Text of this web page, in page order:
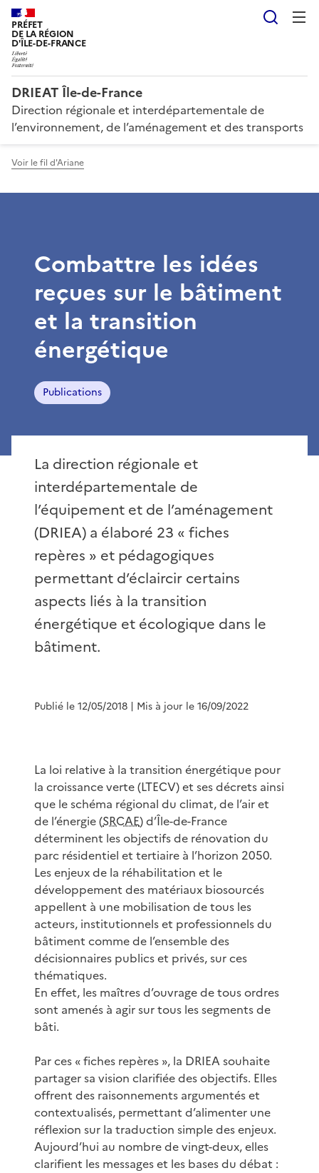
PRÉFET
DE LA RÉGION
D'ÎLE-DE-FRANCE
DRIEAT Île-de-France
Direction régionale et interdépartementale de
l’environnement, de l’aménagement et des transports
Voir le fil d'Ariane
Combattre les idées
reçues sur le bâtiment
et la transition
énergétique
Publications
La direction régionale et
interdépartementale de
l’équipement et de l’aménagement
(DRIEA) a élaboré 23 « fiches
repères » et pédagogiques
permettant d’éclaircir certains
aspects liés à la transition
énergétique et écologique dans le
bâtiment.
Publié le 12/05/2018 | Mis à jour le 16/09/2022
La loi relative à la transition énergétique pour
la croissance verte (LTECV) et ses décrets ainsi
que le schéma régional du climat, de l’air et
de l’énergie (SRCAE) d’Île-de-France
déterminent les objectifs de rénovation du
parc résidentiel et tertiaire à l’horizon 2050.
Les enjeux de la réhabilitation et le
développement des matériaux biosourcés
appellent à une mobilisation de tous les
acteurs, institutionnels et professionnels du
bâtiment comme de l’ensemble des
décisionnaires publics et privés, sur ces
thématiques.
En effet, les maîtres d’ouvrage de tous ordres
sont amenés à agir sur tous les segments de
bâti.
Par ces « fiches repères », la DRIEA souhaite
partager sa vision clarifiée des objectifs. Elles
offrent des raisonnements argumentés et
contextualisés, permettant d’alimenter une
réflexion sur la traduction simple des enjeux.
Aujourd’hui au nombre de vingt-deux, elles
clarifient les messages et les bases du débat :